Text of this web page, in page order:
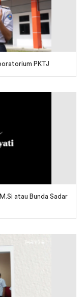
PKTJ
atau Bunda Sadar